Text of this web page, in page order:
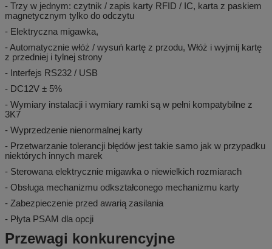
- Trzy w jednym: czytnik / zapis karty RFID / IC, karta z paskiem
magnetycznym tylko do odczytu
- Elektryczna migawka,
- Automatycznie włóż / wysuń kartę z przodu, Włóż i wyjmij kartę
z przedniej i tylnej strony
- Interfejs RS232 / USB
- DC12V ± 5%
- Wymiary instalacji i wymiary ramki są w pełni kompatybilne z
3K7
- Wyprzedzenie nienormalnej karty
- Przetwarzanie tolerancji błędów jest takie samo jak w przypadku
niektórych innych marek
- Sterowana elektrycznie migawka o niewielkich rozmiarach
- Obsługa mechanizmu odkształconego mechanizmu karty
- Zabezpieczenie przed awarią zasilania
- Płyta PSAM dla opcji
Przewagi konkurencyjne